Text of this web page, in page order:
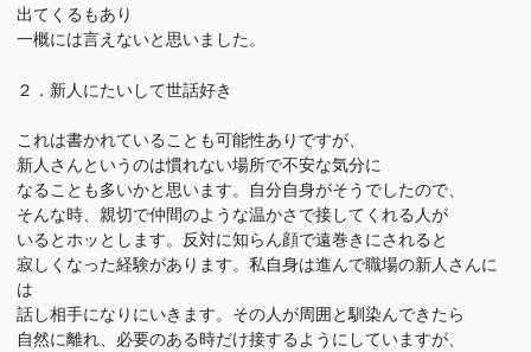
出てくるもあり
一概には言えないと思いました。
２．新人にたいして世話好き
これは書かれていることも可能性ありですが、
新人さんというのは慣れない場所で不安な気分に
なることも多いかと思います。自分自身がそうでしたので、
そんな時、親切で仲間のような温かさで接してくれる人が
いるとホッとします。反対に知らん顔で遠巻きにされると
寂しくなった経験があります。私自身は進んで職場の新人さんに
は
話し相手になりにいきます。その人が周囲と馴染んできたら
自然に離れ、必要のある時だけ接するようにしていますが、